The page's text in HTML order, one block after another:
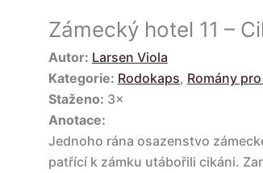
Zámecký hotel 11 –
Autor: Larsen Viola
Kategorie: Rodokaps, Romány
Staženo: 3×
Anotace:
Jednoho rána osazenstvo
patřící k zámku utábořili cikáni.